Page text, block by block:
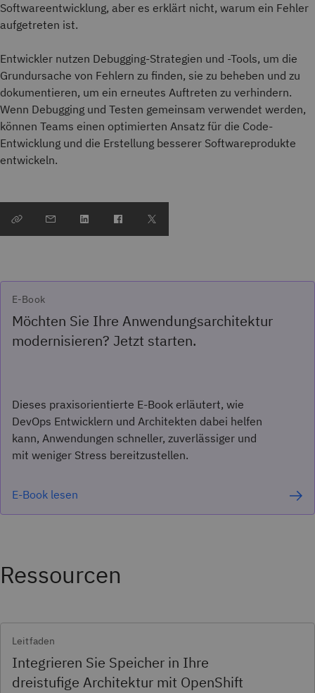
Softwareentwicklung, aber es erklärt nicht, warum ein Fehler
aufgetreten ist.
Entwickler nutzen Debugging-Strategien und -Tools, um die
Grundursache von Fehlern zu finden, sie zu beheben und zu
dokumentieren, um ein erneutes Auftreten zu verhindern.
Wenn Debugging und Testen gemeinsam verwendet werden,
können Teams einen optimierten Ansatz für die Code-
Entwicklung und die Erstellung besserer Softwareprodukte
entwickeln.
E-Book
Möchten Sie Ihre Anwendungsarchitektur
modernisieren? Jetzt starten.
Dieses praxisorientierte E-Book erläutert, wie
DevOps Entwicklern und Architekten dabei helfen
kann, Anwendungen schneller, zuverlässiger und
mit weniger Stress bereitzustellen.
E-Book lesen
Ressourcen
Leitfaden
Integrieren Sie Speicher in Ihre
dreistufige Architektur mit OpenShift